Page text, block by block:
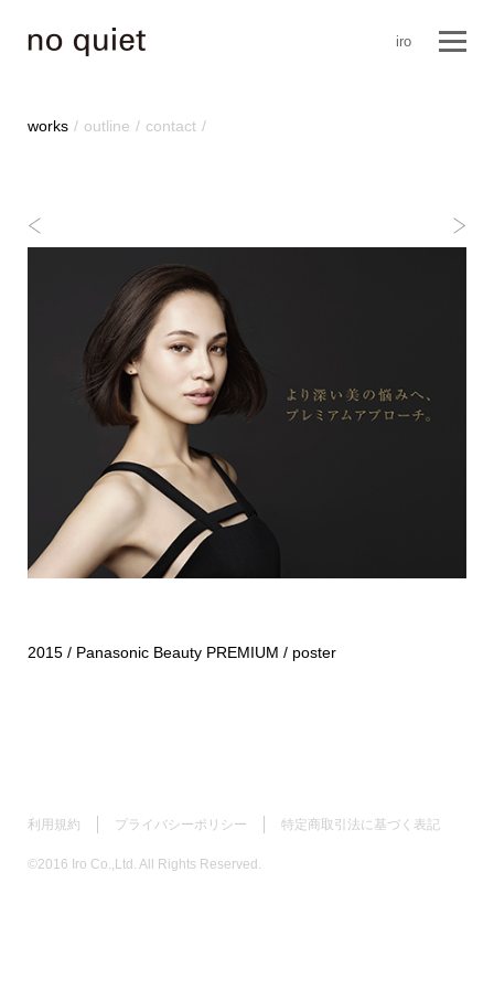
iro
works outline contact
2015 / Panasonic Beauty PREMIUM / poster
利用規約 プライバシーポリシー 特定商取引法に基づく表記
©2016 Iro Co.,Ltd. All Rights Reserved.